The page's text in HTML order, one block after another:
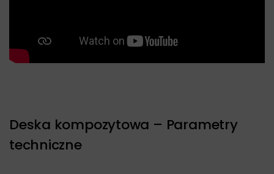
Deska kompozytowa – Parametry
techniczne